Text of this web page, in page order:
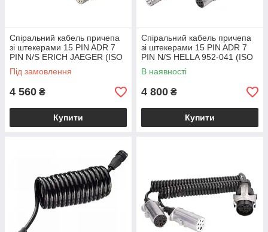
Спіральний кабель причепа
зі штекерами 15 PIN ADR 7
PIN N/S ERICH JAEGER (ISO
1185 ISO 3731 ISO 12098)
Ø50
Під замовлення
4 560 ₴
Купити
Спіральний кабель причепа
зі штекерами 15 PIN ADR 7
PIN N/S HELLA 952-041 (ISO
1185 ISO 3731 ISO 12098)
В наявності
4 800 ₴
Купити